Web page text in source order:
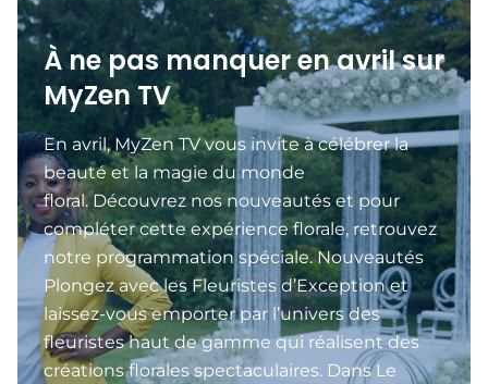
À ne pas manquer en avril sur
MyZen TV
En avril, MyZen TV vous invite à célébrer la
beauté et la magie du monde
floral. Découvrez nos nouveautés et pour
compléter cette expérience florale, retrouvez
notre programmation spéciale. Nouveautés
Plongez avec les Fleuristes d’Exception et
laissez-vous emporter par l’univers des
fleuristes haut de gamme qui réalisent des
créations florales spectaculaires. Dans Le